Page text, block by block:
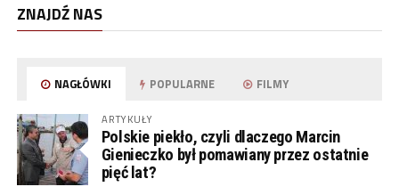
ZNAJDŹ NAS
NAGŁÓWKI POPULARNE FILMY
ARTYKUŁY
Polskie piekło, czyli dlaczego Marcin
Gienieczko był pomawiany przez ostatnie
pięć lat?